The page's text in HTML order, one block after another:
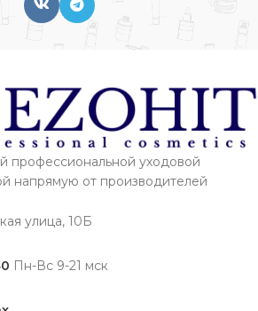
профессиональной уходовой
напрямую от производителей
улица, 10Б
Пн-Вс 9-21 мск